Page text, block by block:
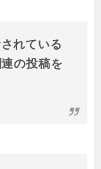
れている
の投稿を